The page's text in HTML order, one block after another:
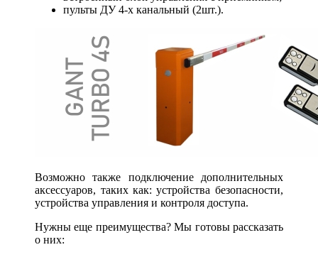
пульты ДУ 4-х канальный (2шт.).
Возможно также подключение дополнительных
аксессуаров, таких как: устройства безопасности,
устройства управления и контроля доступа.
Нужны еще преимущества? Мы готовы рассказать
о них: